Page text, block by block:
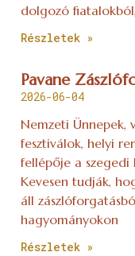
dolgozó
Részletek »
Pavane
2026-06-04
Nemzeti Ünnepek,
fesztiválok, helyi
fellépője a szegedi
Kevesen tudják,
áll
hagyományokon
Részletek »